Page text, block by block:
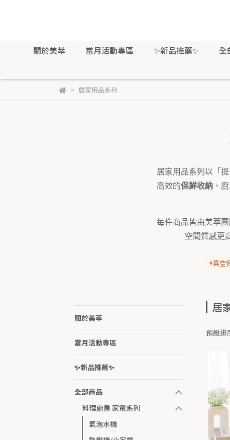
關於美萃 當月活動專區 ✨新品推薦✨ 全
居家用品系列
居家用品系列以「
高效的保鮮收納 、
每件商品皆由美萃
空間質感更
#真空
關於美萃
當月活動專區
✨新品推薦✨
全部商品
料理廚房 家電系列
氣泡水機
居
預設排